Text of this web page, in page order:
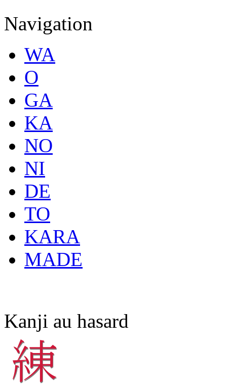
Navigation
WA
O
GA
KA
NO
NI
DE
TO
KARA
MADE
Kanji au hasard